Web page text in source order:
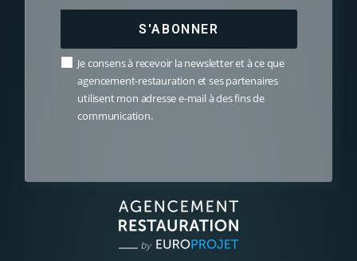
S'ABONNER
Je consens à recevoir la newsletter et à ce que
agencement-restauration et ses partenaires
utilisent mon adresse e-mail à des fins de
communication.